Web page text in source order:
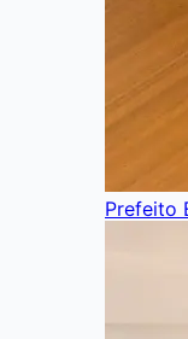
Prefeito